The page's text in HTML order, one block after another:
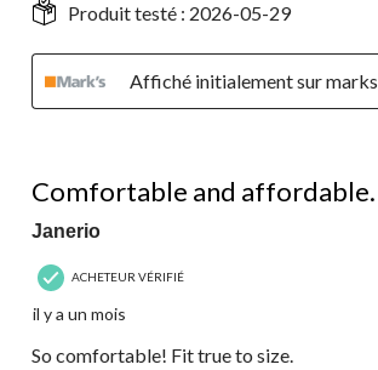
Produit testé : 2026-05-29
Affiché initialement sur
Comfortable and affordable.
Janerio
ACHETEUR VÉRIFIÉ
il y a un mois
So comfortable! Fit true to size.